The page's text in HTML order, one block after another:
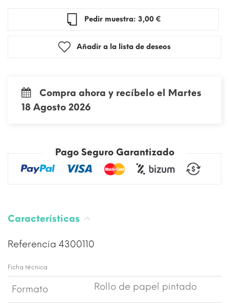
Pedir muestra: 3,00 €
Añadir a la lista de deseos
Compra ahora y recíbelo el Martes
18 Agosto 2026
Pago Seguro Garantizado
Características
Referencia 4300110
Ficha técnica
Formato Rollo de papel pintado